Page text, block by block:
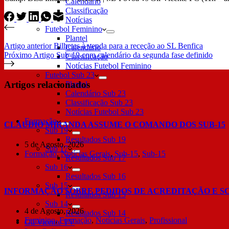
Classificação
Notícias
Futebol Feminino
Plantel
Calendário
Classificação
Notícias Futebol Feminino
Futebol Sub 23
Plantel
Calendário Sub 23
Classificação Sub 23
Notícias Futebol Sub 23
Formação
Sub 19
Resultados Sub 19
Sub 17
Resultados Sub 17
Sub 16
Resultados Sub 16
Sub 15
Resultados Sub 15
Sub 14
Resultados Sub 14
Gil Vicente TV
Artigo anteriorBilhetes à venda para a receção ao SL Benfica
Próximo Artigo Sub-19 com calendário da segunda fase definido
Artigos relacionados
CLÁUDIO MIRANDA ASSUME O COMANDO DOS SUB-15
5 de Agosto, 2026
Formação,Notícias Gerais, Sub-15, Sub-15
INFORMAÇÃO SOBRE PEDIDOS DE ACREDITAÇÃO E
4 de Agosto, 2026
Feminino,Formação, Notícias Gerais, Profissional